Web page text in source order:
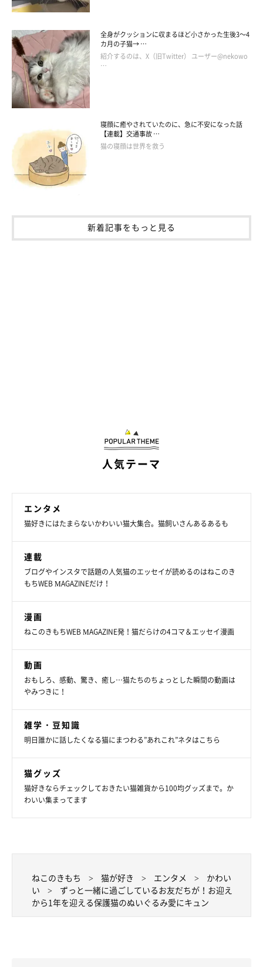
ちくわくんの成長をそばで見守ってきた飼い主さんには、成長を
感じることがあるのだとか。
飼い主さん：
「以前はやんちゃすぎて、『ダメ』と叱っても、わかっていない
しろ、我慢できないので待てないコだと思っていました。
ですが、今は怒られない絶妙なラインを探して、やんちゃをして
きます。ときには、人の声に『ンー？』と文句を言いながら待つ
ような行動をします。『大人になってきたのかも？』と感じてい
飼い主さんの自身の生活にも、ささやかな変
化が！
上を見上げるちくわくん
@89maro_neko
そんな、ちくわくんと過ごすこと1年。飼い主さんの行動や気持
ちにも、小さな変化があったといいます。
「外出時に、ちくわと遊べそうなおもちゃを探すようになりまし
ちくわくんのことがかわいくて仕方がない飼い主さん。そんな、
全身がクッションに収まるほど小さかった生後3～4
カ月の子猫→ …
紹介するのは、X（旧Twitter） ユーザー@nekowo
…
寝顔に癒やされていたのに、急に不安になった話
【連載】交通事故 …
猫の寝顔は世界を救う
新着記事をもっと見る
人気テーマ
エンタメ
猫好きにはたまらないかわいい猫大集合。猫飼いさんあるあるも
連載
ブログやインスタで話題の人気猫のエッセイが読めるのはねこのき
もちWEB MAGAZINEだけ！
漫画
ねこのきもちWEB MAGAZINE発！猫だらけの4コマ＆エッセイ漫画
動画
おもしろ、感動、驚き、癒し…猫たちのちょっとした瞬間の動画は
やみつきに！
雑学・豆知識
明日誰かに話したくなる猫にまつわる”あれこれ”ネタはこちら
猫グッズ
猫好きならチェックしておきたい猫雑貨から100均グッズまで。か
わいい集まってます
ねこのきもち 猫が好き エンタメ
かわい
い
ずっと一緒に過ごしているお友だちが！お迎え
から1年を迎える保護猫のぬいぐるみ愛にキュン